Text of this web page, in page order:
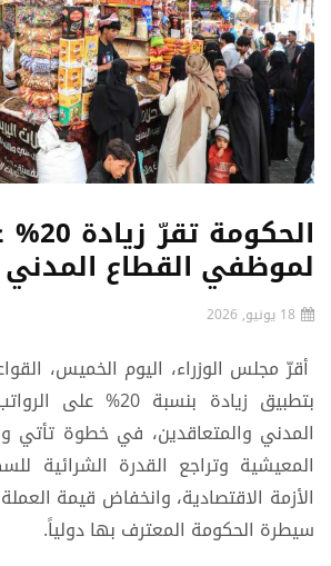
لموظفي القطاع المدني
18 يونيو, 2026
أقرّ مجلس الوزراء، اليوم الخميس،
بتطبيق زيادة بنسبة
المدني والمتعاقدين، في خطوة تأتي
المعيشية وتراجع القدرة الشرائية
الأزمة الاقتصادية، وانخفاض قيمة
سيطرة الحكومة المعترف بها دولياً.